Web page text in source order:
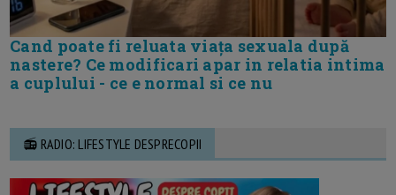
Cand poate fi reluata viața sexuala după
nastere? Ce modificari apar in relatia intima
a cuplului - ce e normal si ce nu
📻 RADIO: LIFESTYLE DESPRECOPII